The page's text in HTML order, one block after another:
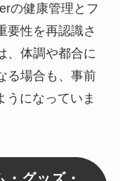
の健康管理とフ
要性を再認識さ
、体調や都合に
る場合も、事前
うになっていま